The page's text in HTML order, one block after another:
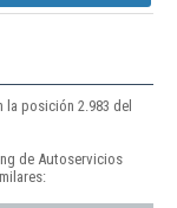
la posición 2.983 del
de Autoservicios